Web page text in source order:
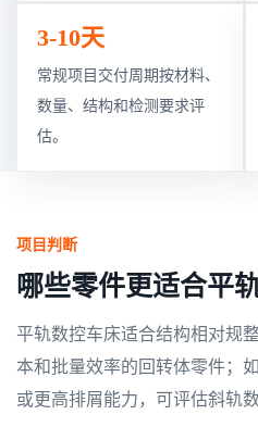
3-10天
常规项目交付周期按材料、
数量、结构和检测要求评
估。
项目判断
哪些零件更适合平
平轨数控车床适合结构相对规
本和批量效率的回转体零件；
或更高排屑能力，可评估斜轨